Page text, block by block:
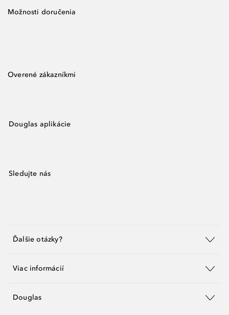
Možnosti doručenia
Overené zákazníkmi
Douglas aplikácie
Sledujte nás
Ďalšie otázky?
Viac informácií
Douglas